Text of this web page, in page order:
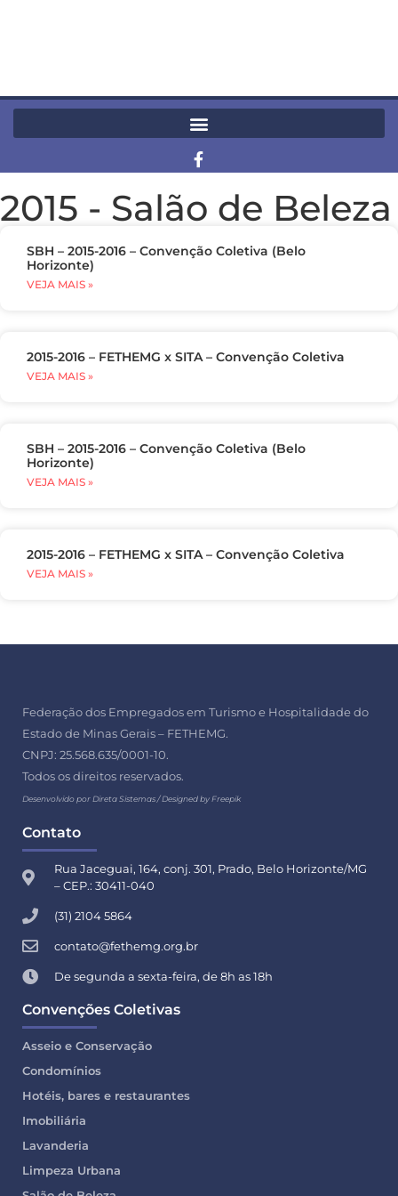
2015 - Salão de Beleza
SBH – 2015-2016 – Convenção Coletiva (Belo
Horizonte)
VEJA MAIS »
2015-2016 – FETHEMG x SITA – Convenção Coletiva
VEJA MAIS »
SBH – 2015-2016 – Convenção Coletiva (Belo
Horizonte)
VEJA MAIS »
2015-2016 – FETHEMG x SITA – Convenção Coletiva
VEJA MAIS »
Federação dos Empregados em Turismo e Hospitalidade do
Estado de Minas Gerais – FETHEMG.
CNPJ: 25.568.635/0001-10.
Todos os direitos reservados.
Desenvolvido por Direta Sistemas /Designed by Freepik
Contato
Rua Jaceguai, 164, conj. 301, Prado, Belo Horizonte/MG
– CEP.: 30411-040
(31) 2104 5864
contato@fethemg.org.br
De segunda a sexta-feira, de 8h as 18h
Convenções Coletivas
Asseio e Conservação
Condomínios
Hotéis, bares e restaurantes
Imobiliária
Lavanderia
Limpeza Urbana